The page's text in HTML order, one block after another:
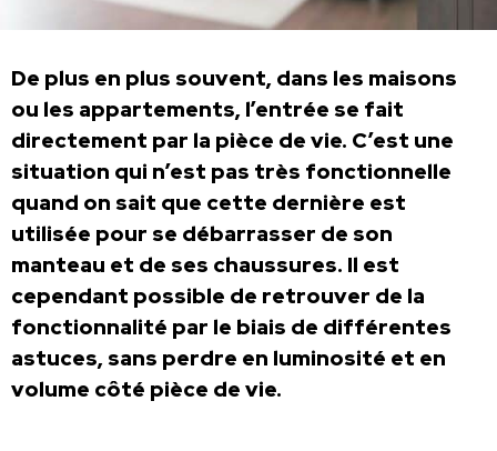
De plus en plus souvent, dans les maisons
ou les appartements, l’entrée se fait
directement par la pièce de vie. C’est une
situation qui n’est pas très fonctionnelle
quand on sait que cette dernière est
utilisée pour se débarrasser de son
manteau et de ses chaussures. Il est
cependant possible de retrouver de la
fonctionnalité par le biais de différentes
astuces, sans perdre en luminosité et en
volume côté pièce de vie.